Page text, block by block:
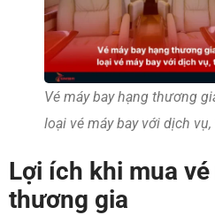
Vé máy bay hạng thương
loại vé máy bay với dịch
Lợi ích khi mua
thương gia